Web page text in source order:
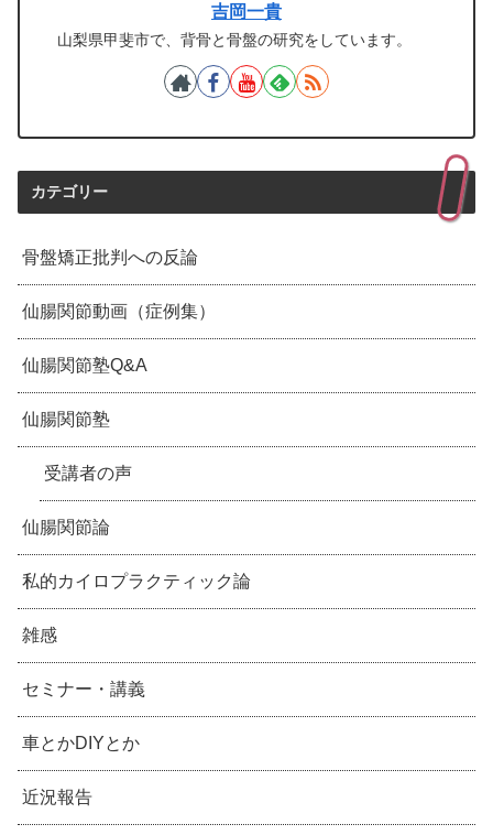
吉岡一貴
山梨県甲斐市で、背骨と骨盤の研究をしています。
カテゴリー
骨盤矯正批判への反論
仙腸関節動画（症例集）
仙腸関節塾Q&A
仙腸関節塾
受講者の声
仙腸関節論
私的カイロプラクティック論
雑感
セミナー・講義
車とかDIYとか
近況報告